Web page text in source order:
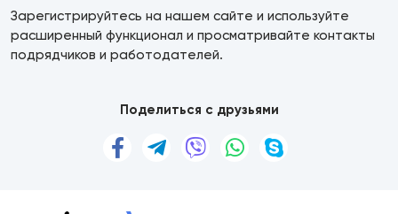
Зарегистрируйтесь на нашем сайте и используйте
расширенный функционал и просматривайте контакты
подрядчиков и работодателей.
Поделиться с друзьями